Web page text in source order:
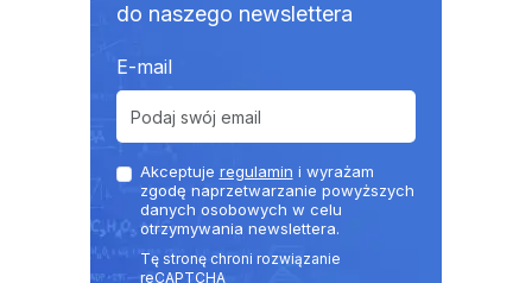
do naszego newslettera
E-mail
Akceptuje regulamin i wyrażam
zgodę naprzetwarzanie powyższych
danych osobowych w celu
otrzymywania newslettera.